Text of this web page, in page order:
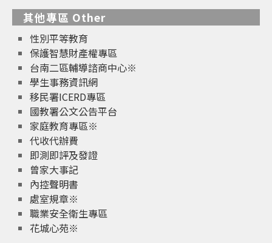
其他專區 Other
性別平等教育
保護智慧財產權專區
台南二區輔導諮商中心※
學生事務資訊網
移民署ICERD專區
國教署公文公告平台
家庭教育專區※
代收代辦費
即測即評及發證
曾家大事記
內控聲明書
處室規章※
職業安全衛生專區
花城心苑※